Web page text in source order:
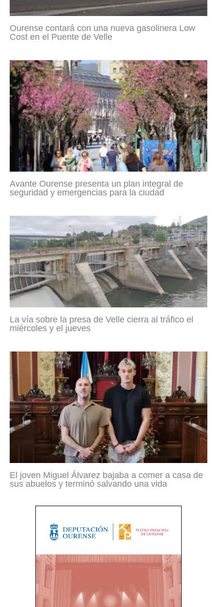
Ourense contará con una nueva gasolinera Low
Cost en el Puente de Velle
Avante Ourense presenta un plan integral de
seguridad y emergencias para la ciudad
La vía sobre la presa de Velle cierra al tráfico el
miércoles y el jueves
El joven Miguel Álvarez bajaba a comer a casa de
sus abuelos y terminó salvando una vida